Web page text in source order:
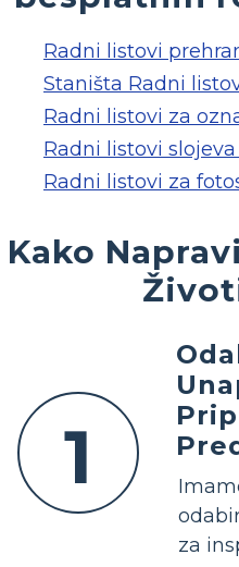
Radni listovi
Staništa Radni
Radni listovi za
Radni listovi
Radni listovi za
Kako
1
za